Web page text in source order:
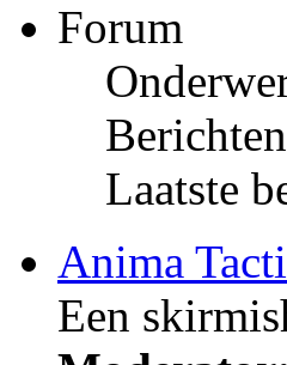
Forum
Berichten
Laatste
Anima
Een